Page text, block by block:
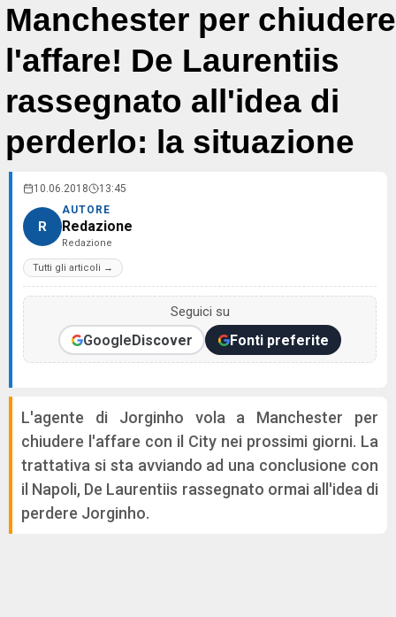
Manchester per chiudere
l'affare! De Laurentiis
rassegnato all'idea di
perderlo: la situazione
10.06.2018 13:45
R
AUTORE
Redazione
Redazione
Tutti gli articoli →
Seguici su
GoogleDiscover Fonti preferite
L'agente di Jorginho vola a Manchester per
chiudere l'affare con il City nei prossimi giorni. La
trattativa si sta avviando ad una conclusione con
il Napoli, De Laurentiis rassegnato ormai all'idea di
perdere Jorginho.